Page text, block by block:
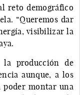
reto demográfico
“Queremos dar
visibilizar la
la producción de
aunque, a los
poder montar una